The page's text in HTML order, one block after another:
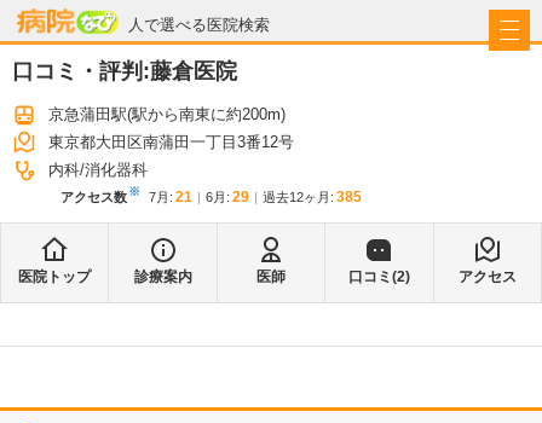
人で選べる医院検索
病院なび
口コミ・評判:藤倉医院
京急蒲田駅(駅から南東に約200m)
東京都大田区南蒲田一丁目3番12号
内科 消化器科
アクセス数※ 7月 : 21 6月 : 29 過去12ヶ月: 385
医院トップ 診療案内 医師 口コミ(2) アクセス